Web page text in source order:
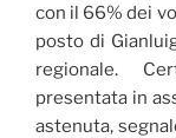
con il 66% dei
posto di
regionale.
presentata in
astenuta,